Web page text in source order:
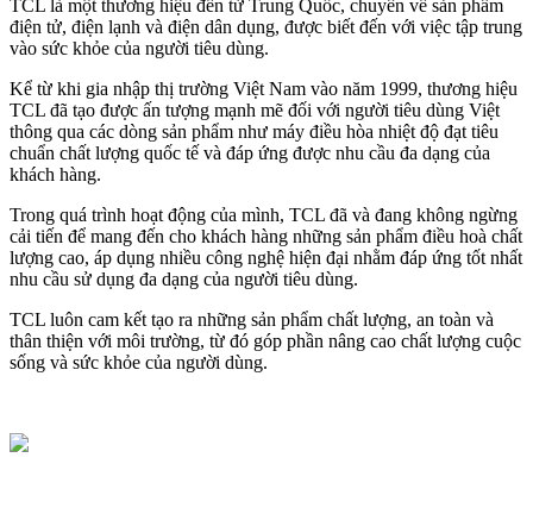
TCL là một thương hiệu đến từ Trung Quốc, chuyên về sản phẩm
điện tử, điện lạnh và điện dân dụng, được biết đến với việc tập trung
vào sức khỏe của người tiêu dùng.
Kể từ khi gia nhập thị trường Việt Nam vào năm 1999, thương hiệu
TCL đã tạo được ấn tượng mạnh mẽ đối với người tiêu dùng Việt
thông qua các dòng sản phẩm như máy điều hòa nhiệt độ đạt tiêu
chuẩn chất lượng quốc tế và đáp ứng được nhu cầu đa dạng của
khách hàng.
Trong quá trình hoạt động của mình, TCL đã và đang không ngừng
cải tiến để mang đến cho khách hàng những sản phẩm điều hoà chất
lượng cao, áp dụng nhiều công nghệ hiện đại nhằm đáp ứng tốt nhất
nhu cầu sử dụng đa dạng của người tiêu dùng.
TCL luôn cam kết tạo ra những sản phẩm chất lượng, an toàn và
thân thiện với môi trường, từ đó góp phần nâng cao chất lượng cuộc
sống và sức khỏe của người dùng.